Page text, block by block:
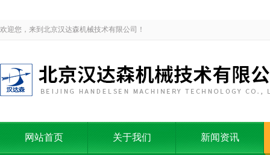
欢迎您，来到北京汉达森机械技术有限公司！
网站首页 关于我们 新闻资讯